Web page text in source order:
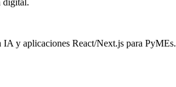
digital.
IA y aplicaciones React/Next.js para PyMEs.